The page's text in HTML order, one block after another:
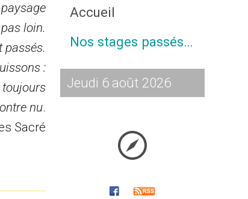
loin.
passés.
:
toujours
nu.
Sacré
Accueil
Nos stages passés…
Jeudi 6 août 2026